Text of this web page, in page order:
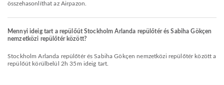
összehasonlíthat az Airpazon.
Mennyi ideig tart a repülőút Stockholm Arlanda repülőtér és Sabiha Gökçen
nemzetközi repülőtér között?
Stockholm Arlanda repülőtér és Sabiha Gökçen nemzetközi repülőtér között a
repülőút körülbelül 2h 35m ideig tart.